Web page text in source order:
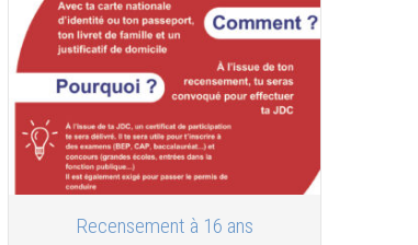
Recensement à 16 ans